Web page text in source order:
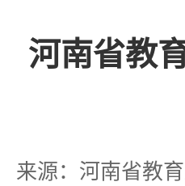
河南省教
来源：河南省教